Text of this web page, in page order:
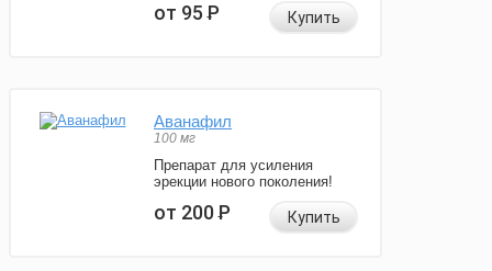
от 95Р Купить
Аванафил
100 мг
Препарат для усиления
эрекции нового поколения!
от 200Р Купить